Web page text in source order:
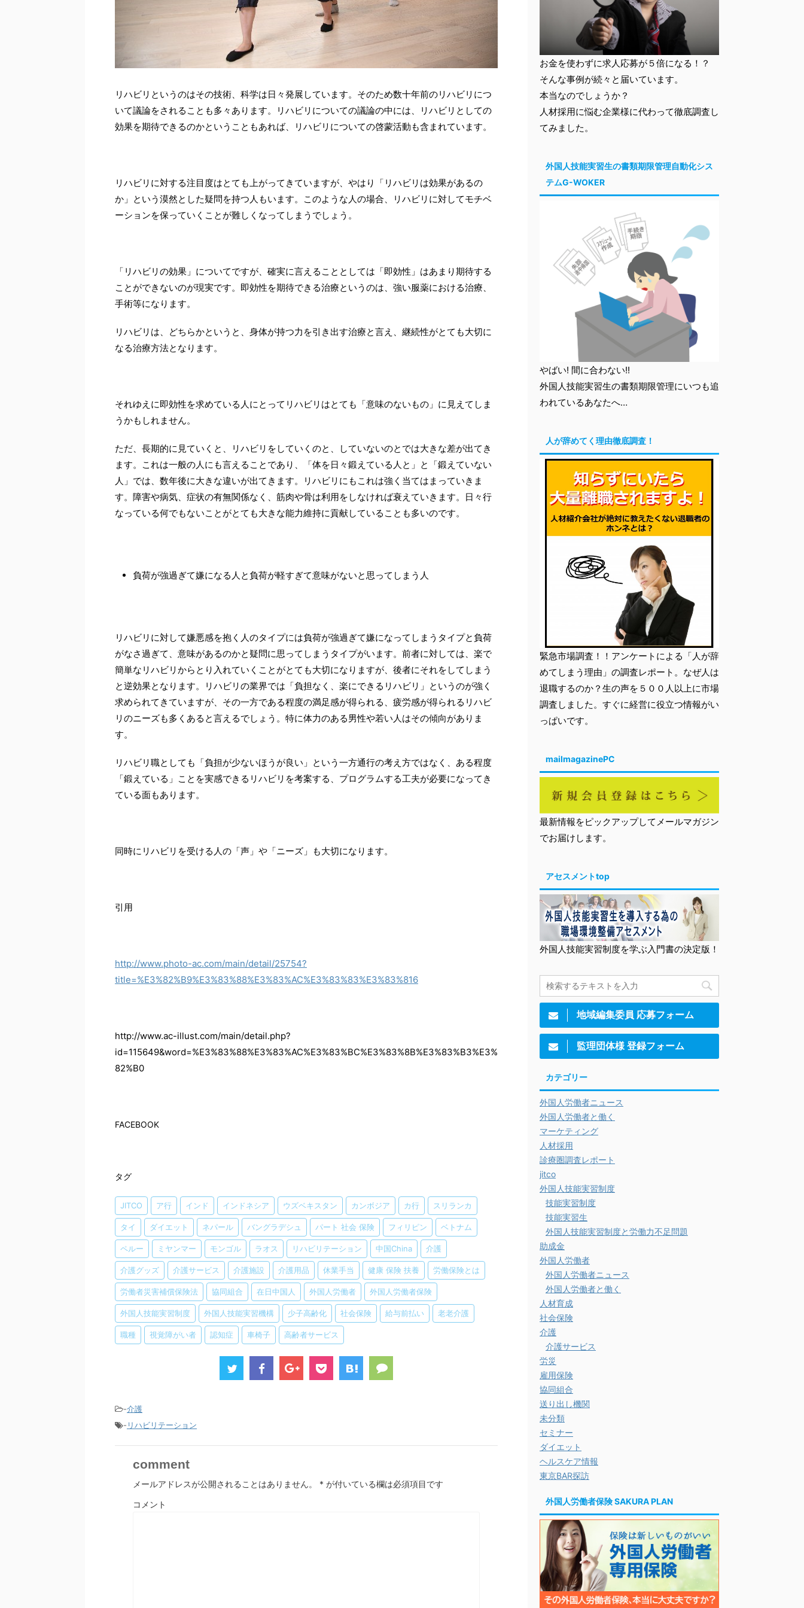
リハビリというのはその技術、科学は日々発展しています。そのため数十年前のリハビリにつ
いて議論をされることも多々あります。リハビリについての議論の中には、リハビリとしての
効果を期待できるのかということもあれば、リハビリについての啓蒙活動も含まれています。
リハビリに対する注目度はとても上がってきていますが、やはり「リハビリは効果があるの
か」という漠然とした疑問を持つ人もいます。このような人の場合、リハビリに対してモチベ
ーションを保っていくことが難しくなってしまうでしょう。
「リハビリの効果」についてですが、確実に言えることとしては「即効性」はあまり期待する
ことができないのが現実です。即効性を期待できる治療というのは、強い服薬における治療、
手術等になります。
リハビリは、どちらかというと、身体が持つ力を引き出す治療と言え、継続性がとても大切に
なる治療方法となります。
それゆえに即効性を求めている人にとってリハビリはとても「意味のないもの」に見えてしま
うかもしれません。
ただ、長期的に見ていくと、リハビリをしていくのと、していないのとでは大きな差が出てき
ます。これは一般の人にも言えることであり、「体を日々鍛えている人と」と「鍛えていない
人」では、数年後に大きな違いが出てきます。リハビリにもこれは強く当てはまっていきま
す。障害や病気、症状の有無関係なく、筋肉や骨は利用をしなければ衰えていきます。日々行
なっている何でもないことがとても大きな能力維持に貢献していることも多いのです。
負荷が強過ぎて嫌になる人と負荷が軽すぎて意味がないと思ってしまう人
リハビリに対して嫌悪感を抱く人のタイプには負荷が強過ぎて嫌になってしまうタイプと負荷
がなさ過ぎて、意味があるのかと疑問に思ってしまうタイプがいます。前者に対しては、楽で
簡単なリハビリからとり入れていくことがとても大切になりますが、後者にそれをしてしまう
と逆効果となります。リハビリの業界では「負担なく、楽にできるリハビリ」というのが強く
求められてきていますが、その一方である程度の満足感が得られる、疲労感が得られるリハビ
リのニーズも多くあると言えるでしょう。特に体力のある男性や若い人はその傾向がありま
す。
リハビリ職としても「負担が少ないほうが良い」という一方通行の考え方ではなく、ある程度
「鍛えている」ことを実感できるリハビリを考案する、プログラムする工夫が必要になってき
ている面もあります。
同時にリハビリを受ける人の「声」や「ニーズ」も大切になります。
引用
http://www.photo-ac.com/main/detail/25754?
title=%E3%82%B9%E3%83%88%E3%83%AC%E3%83%83%E3%83%816
http://www.ac-illust.com/main/detail.php?
id=115649&word=%E3%83%88%E3%83%AC%E3%83%BC%E3%83%8B%E3%83%B3%E3%
82%B0
FACEBOOK
タグ
JITCO ア行 インド インドネシア ウズベキスタン カンボジア カ行 スリランカ
タイ ダイエット ネパール バングラデシュ パート 社会 保険 フィリピン ベトナム
ペルー ミヤンマー モンゴル ラオス リハビリテーション 中国China 介護
介護グッズ 介護サービス 介護施設 介護用品 休業手当 健康 保険 扶養 労働保険とは
労働者災害補償保険法 協同組合 在日中国人 外国人労働者 外国人労働者保険
外国人技能実習制度 外国人技能実習機構 少子高齢化 社会保険 給与前払い 老老介護
職種 視覚障がい者 認知症 車椅子 高齢者サービス
-介護
- リハビリテーション
comment
メールアドレスが公開されることはありません。 * が付いている欄は必須項目です
コメント
お金を使わずに求人応募が５倍になる！？
そんな事例が続々と届いています。
本当なのでしょうか？
人材採用に悩む企業様に代わって徹底調査し
てみました。
外国人技能実習生の書類期限管理自動化シス
テムG-WOKER
やばい! 間に合わない!!
外国人技能実習生の書類期限管理にいつも追
われているあなたへ…
人が辞めてく理由徹底調査！
緊急市場調査！！アンケートによる「人が辞
めてしまう理由」の調査レポート。なぜ人は
退職するのか？生の声を５００人以上に市場
調査しました。すぐに経営に役立つ情報がい
っぱいです。
mailmagazinePC
最新情報をピックアップしてメールマガジン
でお届けします。
アセスメントtop
外国人技能実習制度を学ぶ入門書の決定版！
地域編集委員 応募フォーム
監理団体様 登録フォーム
カテゴリー
外国人労働者ニュース
外国人労働者と働く
マーケティング
人材採用
診療圏調査レポート
jitco
外国人技能実習制度
技能実習制度
技能実習生
外国人技能実習制度と労働力不足問題
助成金
外国人労働者
外国人労働者ニュース
外国人労働者と働く
人材育成
社会保険
介護
介護サービス
労災
雇用保険
協同組合
送り出し機関
未分類
セミナー
ダイエット
ヘルスケア情報
東京BAR探訪
外国人労働者保険 SAKURA PLAN